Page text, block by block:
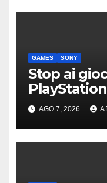
GAMES SONY
Stop ai
Sony è
AGO 7, 2026